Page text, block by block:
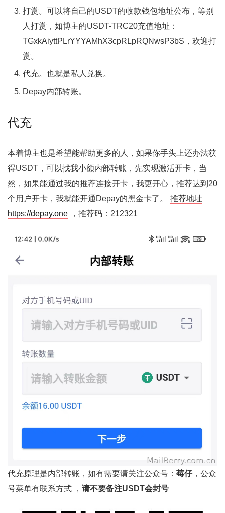
打赏。可以将自己的USDT的收款钱包地址公布，等别
人打赏，如博主的USDT-TRC20充值地址：
TGxkAiyttPLrYYYAMhX3cpRLpRQNwsP3bS，欢迎打
赏。
代充。也就是私人兑换。
Depay内部转账。
代充
本着博主也是希望能帮助更多的人，如果你手头上还办法获
得USDT，可以找我小额内部转账，先实现激活开卡，当
然，如果能通过我的推荐连接开卡，我更开心，推荐达到20
个用户开卡，我就能开通Depay的黑金卡了。
推荐地址
https://depay.one
，推荐码：212321
代充原理是内部转账，如有需要请关注公众号： 莓仔，公众
号菜单有联系方式 ， 请不要备注USDT会封号